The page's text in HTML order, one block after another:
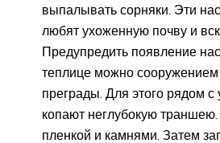
выпалывать сорняки. Эти
любят ухоженную почву и
Предупредить появление
теплице можно
преграды. Для этого рядом с
копают неглубокую
пленкой и камнями. Затем